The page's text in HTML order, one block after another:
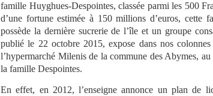
famille Huyghues-Despointes, classée parmi les 500
d’une fortune estimée à 150 millions d’euros, cette
possède la dernière sucrerie de l’île et un groupe
publié le 22 octobre 2015, expose dans nos
l’hypermarché Milenis de la commune des Abymes,
la famille Despointes.
En effet, en 2012, l’enseigne annonce un plan de